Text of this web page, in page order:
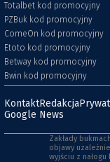
Totalbet kod promocyjny
PZBuk kod promocyjny
ComeOn kod promocyjny
Etoto kod promocyjny
Betway kod promocyjny
Bwin kod promocyjny
KontaktRedakcja
Google News
Zakłady
objawy
wyjściu z